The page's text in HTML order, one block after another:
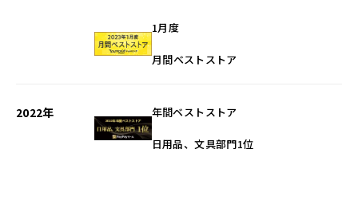
1月度
月間ベストストア
2022年 年間ベストストア
日用品、文具部門1位